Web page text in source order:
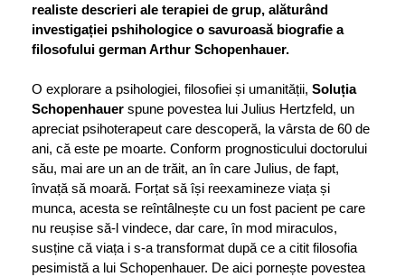
realiste descrieri ale terapiei de grup, alăturând
investigației pshihologice o savuroasă biografie a
filosofului german Arthur Schopenhauer.
O explorare a psihologiei, filosofiei și umanității, Soluția
Schopenhauer spune povestea lui Julius Hertzfeld, un
apreciat psihoterapeut care descoperă, la vârsta de 60 de
ani, că este pe moarte. Conform prognosticului doctorului
său, mai are un an de trăit, an în care Julius, de fapt,
învață să moară. Forțat să își reexamineze viața și
munca, acesta se reîntâlnește cu un fost pacient pe care
nu reușise să-l vindece, dar care, în mod miraculos,
susține că viața i s-a transformat după ce a citit filosofia
pesimistă a lui Schopenhauer. De aici pornește povestea